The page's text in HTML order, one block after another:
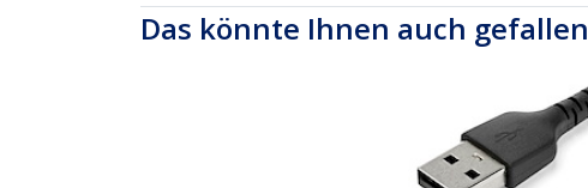
Das könnte Ihnen auch gefallen